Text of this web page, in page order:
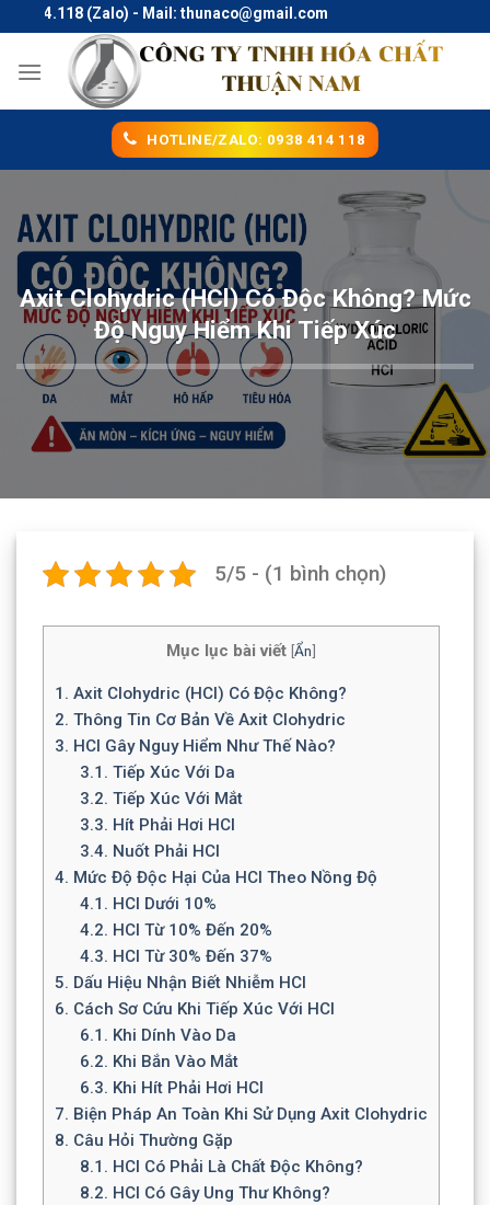
to
content
(Zalo) - Mail: thunaco@gmail.com
HOTLINE/ZALO: 0938 414 118
Axit Clohydric (HCl) Có Độc Không? Mức
Độ Nguy Hiểm Khi Tiếp Xúc
5/5 - (1 bình chọn)
Mục lục bài viết [Ẩn]
1. Axit Clohydric (HCl) Có Độc Không?
2. Thông Tin Cơ Bản Về Axit Clohydric
3. HCl Gây Nguy Hiểm Như Thế Nào?
3.1. Tiếp Xúc Với Da
3.2. Tiếp Xúc Với Mắt
3.3. Hít Phải Hơi HCl
3.4. Nuốt Phải HCl
4. Mức Độ Độc Hại Của HCl Theo Nồng Độ
4.1. HCl Dưới 10%
4.2. HCl Từ 10% Đến 20%
4.3. HCl Từ 30% Đến 37%
5. Dấu Hiệu Nhận Biết Nhiễm HCl
6. Cách Sơ Cứu Khi Tiếp Xúc Với HCl
6.1. Khi Dính Vào Da
6.2. Khi Bắn Vào Mắt
6.3. Khi Hít Phải Hơi HCl
7. Biện Pháp An Toàn Khi Sử Dụng Axit Clohydric
8. Câu Hỏi Thường Gặp
8.1. HCl Có Phải Là Chất Độc Không?
8.2. HCl Có Gây Ung Thư Không?